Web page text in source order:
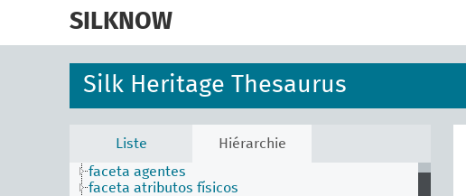
SILKNOW
Silk Heritage Thesaurus
Liste
Hiérarchie
faceta agentes
faceta atributos físicos